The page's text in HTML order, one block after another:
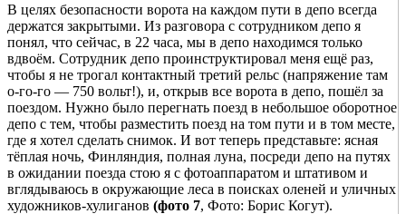
В целях безопасности ворота на каждом пути в депо всегда
держатся закрытыми. Из разговора с сотрудником депо я
понял, что сейчас, в 22 часа, мы в депо находимся только
вдвоём. Сотрудник депо проинструктировал меня ещё раз,
чтобы я не трогал контактный третий рельс (напряжение там
о-го-го — 750 вольт!), и, открыв все ворота в депо, пошёл за
поездом. Нужно было перегнать поезд в небольшое оборотное
депо с тем, чтобы разместить поезд на том пути и в том месте,
где я хотел сделать снимок. И вот теперь представьте: ясная
тёплая ночь, Финляндия, полная луна, посреди депо на путях
в ожидании поезда стою я с фотоаппаратом и штативом и
вглядываюсь в окружающие леса в поисках оленей и уличных
художников-хулиганов (фото 7, Фото: Борис Когут).